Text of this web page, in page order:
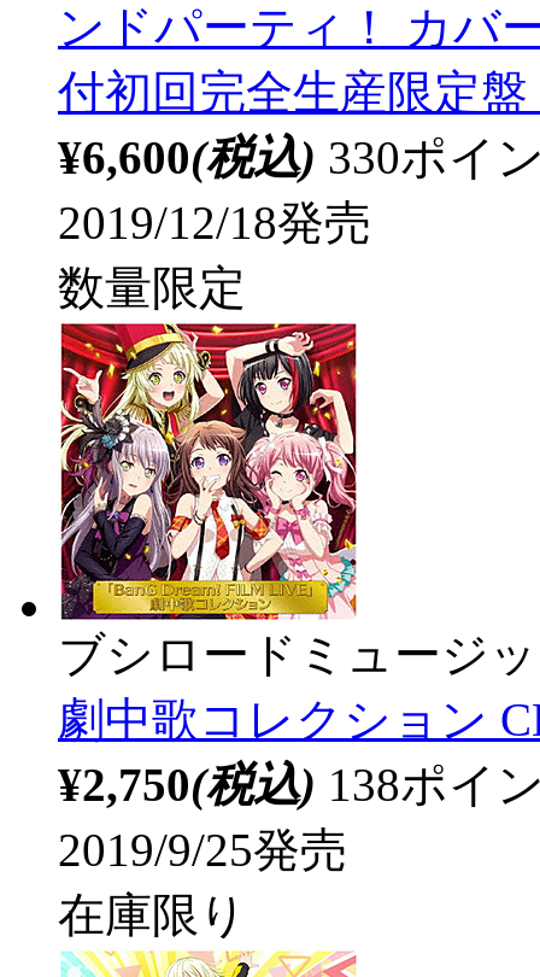
ンドパーティ！ カバ
付初回完全生産限定盤
¥6,600(税込) 330ポイ
2019/12/18発売
数量限定
ブシロードミュージ
劇中歌コレクション
¥2,750(税込) 138ポイ
2019/9/25発売
在庫限り